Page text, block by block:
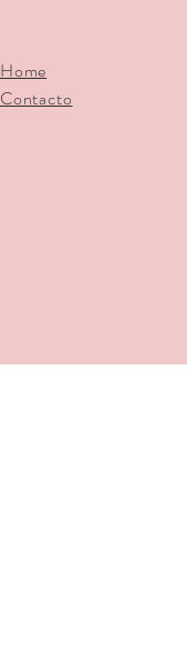
Home
Contacto